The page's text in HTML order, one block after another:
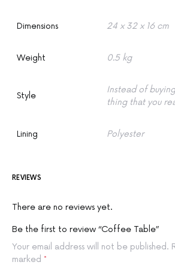
Dimensions 24 x 32 x 16 cm
Weight 0.5 kg
Style
Instead of
thing that you
Lining Polyester
REVIEWS
There are no reviews yet.
Be the first to review “Coffee Table”
Your email address will not be published.
marked *